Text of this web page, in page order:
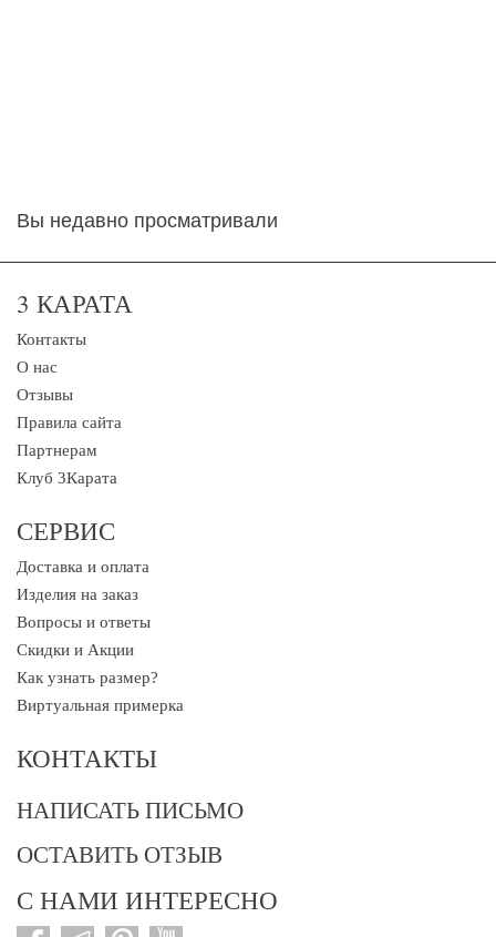
Вы недавно просматривали
3 КАРАТА
Контакты
О нас
Отзывы
Правила сайта
Партнерам
Клуб 3Карата
СЕРВИС
Доставка и оплата
Изделия на заказ
Вопросы и ответы
Скидки и Акции
Как узнать размер?
Виртуальная примерка
КОНТАКТЫ
НАПИСАТЬ ПИСЬМО
ОСТАВИТЬ ОТЗЫВ
С НАМИ ИНТЕРЕСНО